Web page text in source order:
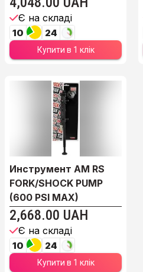
Є на складі
10 24
Купити в 1 клік
Инструмент AM RS
FORK/SHOCK PUMP
(600 PSI MAX)
2,668.00 UAH
Є на складі
10 24
Купити в 1 клік